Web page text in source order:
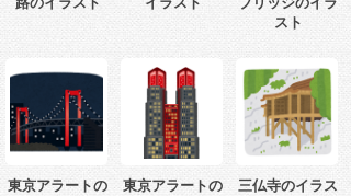
スト
東京アラートの
東京アラートの
三仏寺のイラス